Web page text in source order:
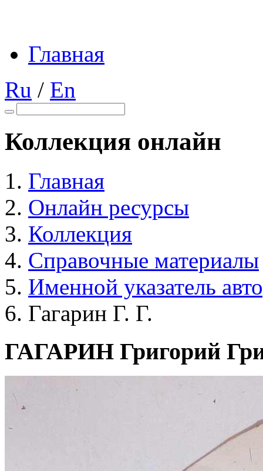
Главная
Ru / En
Коллекция онлайн
Главная
Онлайн ресурсы
Коллекция
Справочные материалы
Именной указатель
Гагарин Г. Г.
ГАГАРИН Григорий